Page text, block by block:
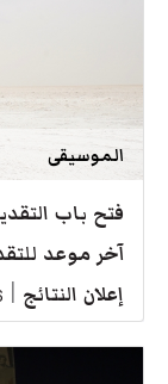
الموسيقى
فتح باب
آخر موعد
إعلان النتائج